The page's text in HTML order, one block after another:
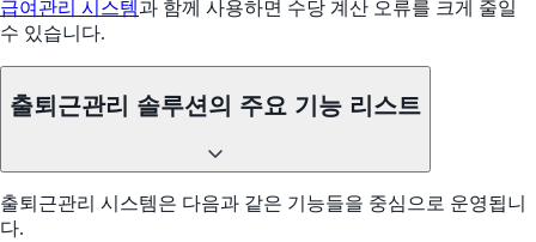
급여관리 시스템과 함께 사용하면 수당 계산 오류를 크게 줄일
수 있습니다.
출퇴근관리 솔루션의 주요 기능 리스트
출퇴근관리 시스템은 다음과 같은 기능들을 중심으로 운영됩니
다.